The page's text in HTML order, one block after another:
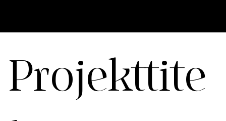
Projekttite